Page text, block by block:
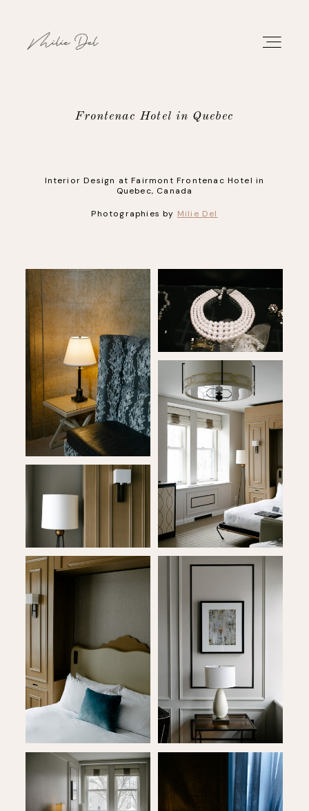
WORK
Frontenac Hotel in Quebec
Interior Design at Fairmont Frontenac Hotel in
Quebec, Canada
Photographies by Milie Del